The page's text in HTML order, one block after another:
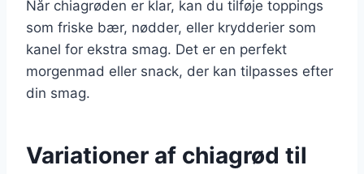
Når chiagrøden er klar, kan du tilføje toppings
som friske bær, nødder, eller krydderier som
kanel for ekstra smag. Det er en perfekt
morgenmad eller snack, der kan tilpasses efter
din smag.
Variationer af chiagrød til